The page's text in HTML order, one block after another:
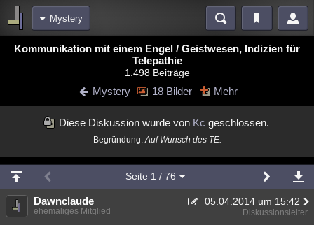
Mystery
Bereiche
Blogs
Neuigkeiten
Wissenschaft Politik Mystery
Natur Umfragen Unterhaltung
weitere Rubriken
Kommunikation mit einem Engel / Geistwesen, Indizien für
Telepathie
1.498 Beiträge
Mystery 18 Bilder Mehr
Diese Diskussion wurde von Kc geschlossen.
Begründung:Auf Wunsch des TE.
Seite 1 / 76
Dawnclaude 05.04.2014 um 15:42
ehemaliges Mitglied Diskussionsleiter